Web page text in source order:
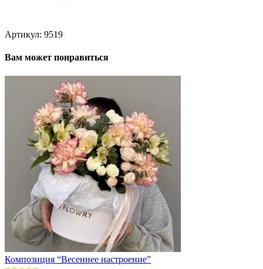
Артикул: 9519
Вам может понравиться
Композиция “Весеннее настроение”